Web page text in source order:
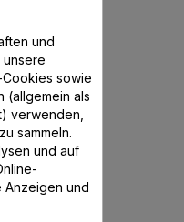
und
sowie
(allgemein als
verwenden,
sammeln.
und auf
Anzeigen und